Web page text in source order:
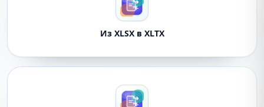
Из XLSX в XLTX